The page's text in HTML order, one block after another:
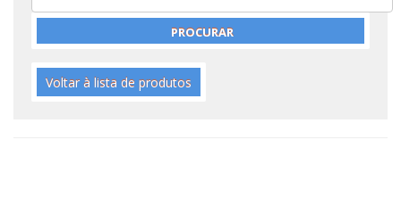
Voltar à lista de produtos